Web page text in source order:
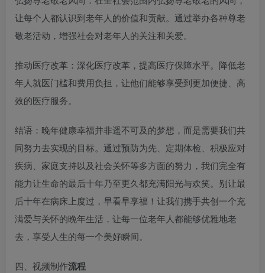
让每个人都认识到老年人的价值和贡献。通过举办各种尊老
敬老活动，增强社会对老年人的关注和关爱。​
推动医疗改革：深化医疗改革，提高医疗保障水平。降低老
年人就医门槛和费用负担，让他们能够享受到更加便捷、高
效的医疗服务。​
结语：晚年健康幸福并非遥不可及的梦想，而是需要我们共
同努力去实现的目标。通过预防为先、定期体检、积极应对
疾病、家庭支持以及社会关怀等多方面的努力，我们完全有
能力让生命的最后十年乃至更久都充满阳光与欢笑。别让最
后十年在病床上度过，早看早享福！让我们携手共创一个充
满爱与关怀的晚年生活，让每一位老年人都能够优雅地老
去，享受人生的每一个美好瞬间。​
四、视频制作流程